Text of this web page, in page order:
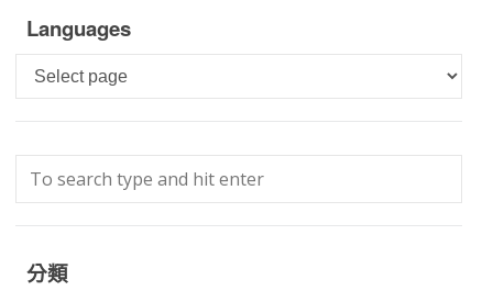
Languages
Languages
分類